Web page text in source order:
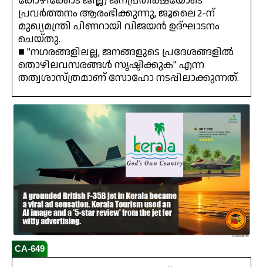
പ്രവർത്തനം ആരംഭിക്കുന്നു, ജൂലൈ 2-ന്
മുഖ്യമന്ത്രി പിണറായി വിജയൻ ഉദ്ഘാടനം
ചെയ്തു.
■ "നഗരങ്ങളിലല്ല, ജനങ്ങളുടെ പ്രദേശങ്ങളിൽ
തൊഴിലവസരങ്ങൾ സൃഷ്ടിക്കുക" എന്ന
തത്വശാസ്ത്രമാണ് സോഹോ നടപ്പിലാക്കുന്നത്.
CA-649